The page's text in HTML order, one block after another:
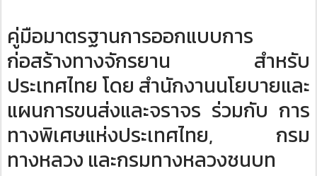
คู่มือมาตรฐานการออกแบบการ
ก่อสร้างทางจักรยาน สำหรับ
ประเทศไทย ​โดย สำนักงานนโยบายและ
แผนการขนส่งและจราจร ร่วมกับ การ
ทางพิเศษแห่งประเทศไทย, กรม
ทางหลวง และกรมทางหลวงชนบท